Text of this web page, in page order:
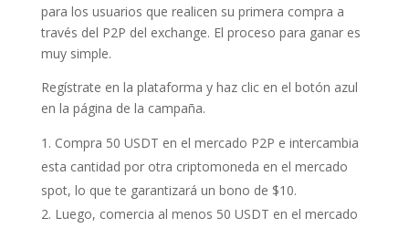
para los usuarios que realicen su primera compra a
través del P2P del exchange. El proceso para ganar es
muy simple.
Regístrate en la plataforma y haz clic en el botón azul
en la página de la campaña.
Compra 50 USDT en el mercado P2P e intercambia
esta cantidad por otra criptomoneda en el mercado
spot, lo que te garantizará un bono de $10.
Luego, comercia al menos 50 USDT en el mercado